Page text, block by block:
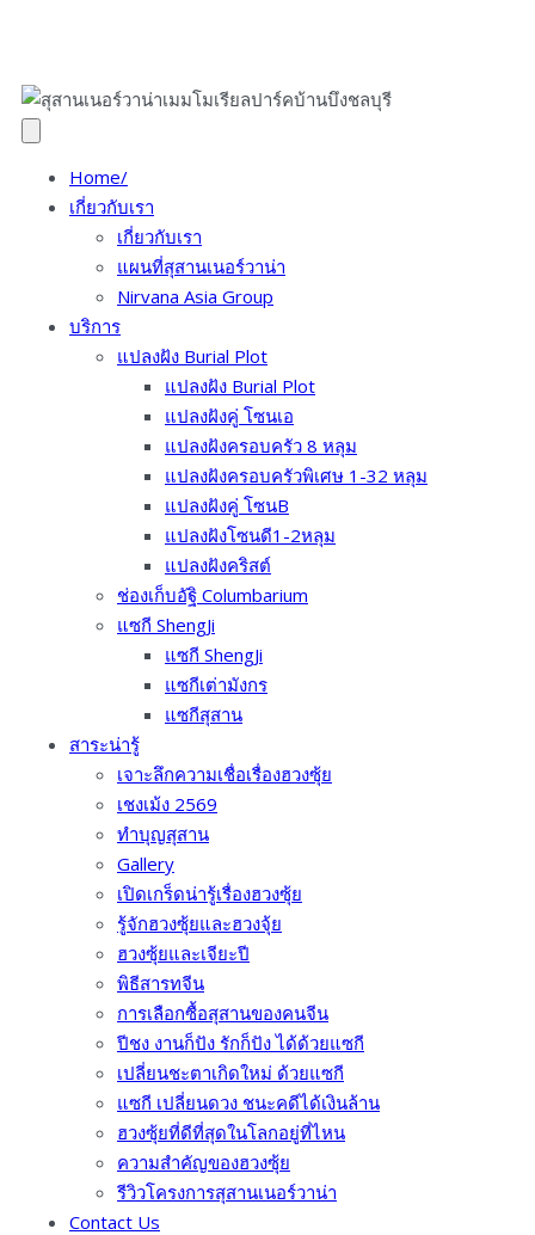
Home/
เกี่ยวกับเรา
เกี่ยวกับเรา
แผนที่สุสานเนอร์วาน่า
Nirvana Asia Group
บริการ
แปลงฝัง Burial Plot
แปลงฝัง Burial Plot
แปลงฝังคู่ โซนเอ
แปลงฝังครอบครัว 8 หลุม
แปลงฝังครอบครัวพิเศษ 1-32 หลุม
แปลงฝัง​คู่ โซนB
แปลงฝังโซนดี1-2หลุม
แปลงฝังคริสต์
ช่องเก็บอัฐิ Columbarium
แซกี ShengJi
แซกี ShengJi
แซกีเต่ามังกร
แซกีสุสาน
สาระน่ารู้
เจาะลึกความเชื่อเรื่องฮวงซุ้ย
เชงเม้ง 2569
ทำบุญสุสาน
Gallery
เปิดเกร็ดน่ารู้เรื่องฮวงซุ้ย
รู้จักฮวงซุ้ยและฮวงจุ้ย
ฮวงซุ้ยและเจียะปี
พิธีสารทจีน
การเลือกซื้อสุสานของคนจีน
ปีชง งานก็ปัง รักก็ปัง ได้ด้วยแซกี
เปลี่ยนชะตาเกิดใหม่ ด้วยแซกี
แซกี เปลี่ยนดวง ชนะคดีได้เงินล้าน
ฮวงซุ้ยที่ดีที่สุดในโลกอยู่ที่ไหน
ความสำคัญของฮวงซุ้ย
รีวิวโครงการสุสานเนอร์วาน่า
Contact Us